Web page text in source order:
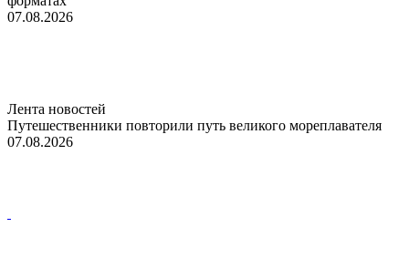
07.08.2026
Лента новостей
Путешественники повторили путь великого мореплавателя
07.08.2026